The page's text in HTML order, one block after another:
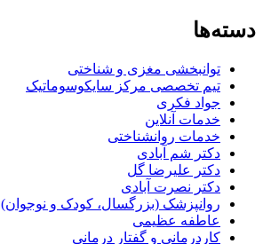
دسته‌ها
توانبخشی مغزی و شناختی
تیم تخصصی مرکز سایکوسوماتیک
جواد فکری
خدمات آنلاین
خدمات روانشناختی
دکتر شم آبادی
دکتر علیرضا گل
دکتر نصرت آبادی
روانپزشک (بزرگسال، کودک و نوجوان)
عاطفه عظیمی
کاردرمانی و گفتار درمانی